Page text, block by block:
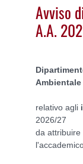
Avviso
A.A.
Ambientale
relativo agli
2026/27
da attribuire